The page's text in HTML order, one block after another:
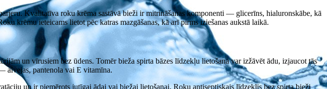
Kvalitatīva roku krēma sastāvā bieži ir mitrināšanas komponenti — glicerīns, hialuronskābe, kā
krēmu ieteicams lietot pēc katras mazgāšanas, kā arī pirms iziešanas aukstā laikā.
un vīrusiem bez ūdens. Tomēr bieža spirta bāzes līdzekļu lietošana var izžāvēt ādu, izjaucot tās
alvejas, pantenola vai E vitamīna.
un ir piemērots jutīgai ādai vai biežai lietošanai. Roku antiseptiskais līdzeklis bez spirta bieži